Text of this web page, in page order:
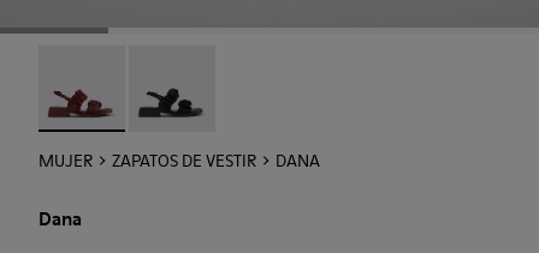
MUJER ZAPATOS DE VESTIR DANA
Dana